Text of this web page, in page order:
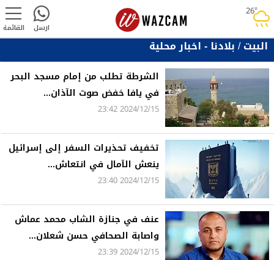
26°rainy القائمة ارسل
البيت/بلادنا - اخبار محلية
الشرطة تطلب من إمام مسجد البحر
في يافا خفض صوت الآذان...
2024/12/15 23:42
تخفيف تحذيرات السفر إلى إسرائيل
ينعش الآمال في انتعاش...
2024/12/15 23:40
عنف في جنازة الشاب محمد عماش
واصابة الصحافي حسن شعلان...
2024/12/15 23:39